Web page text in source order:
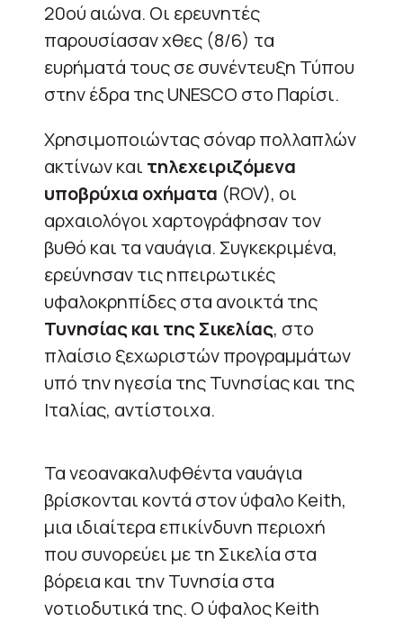
20ού αιώνα. Οι ερευνητές
παρουσίασαν χθες (8/6) τα
ευρήματά τους σε συνέντευξη Τύπου
στην έδρα της UNESCO στο Παρίσι.
Χρησιμοποιώντας σόναρ πολλαπλών
ακτίνων και τηλεχειριζόμενα
υποβρύχια οχήματα (ROV), οι
αρχαιολόγοι χαρτογράφησαν τον
βυθό και τα ναυάγια. Συγκεκριμένα,
ερεύνησαν τις ηπειρωτικές
υφαλοκρηπίδες στα ανοικτά της
Τυνησίας και της Σικελίας, στο
πλαίσιο ξεχωριστών προγραμμάτων
υπό την ηγεσία της Τυνησίας και της
Ιταλίας, αντίστοιχα.
Τα νεοανακαλυφθέντα ναυάγια
βρίσκονται κοντά στον ύφαλο Keith,
μια ιδιαίτερα επικίνδυνη περιοχή
που συνορεύει με τη Σικελία στα
βόρεια και την Τυνησία στα
νοτιοδυτικά της. Ο ύφαλος Keith